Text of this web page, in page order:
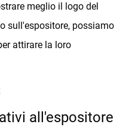
meglio il logo del
sull'espositore, possiamo
attirare la loro
all'espositore